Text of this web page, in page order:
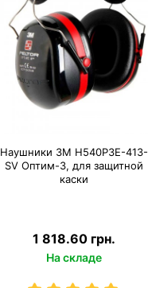
Наушники 3M H540P3E-413-
SV Оптим-3, для защитной
каски
1 818.60 грн.
На складе